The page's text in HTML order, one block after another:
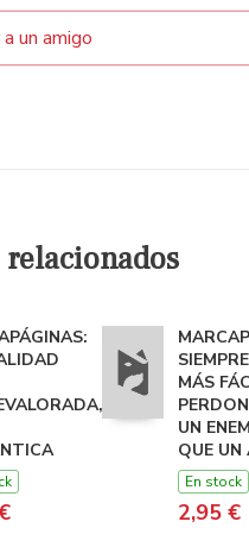
a un amigo
MÁS
UN
QUE UN
En stock
2,95 €